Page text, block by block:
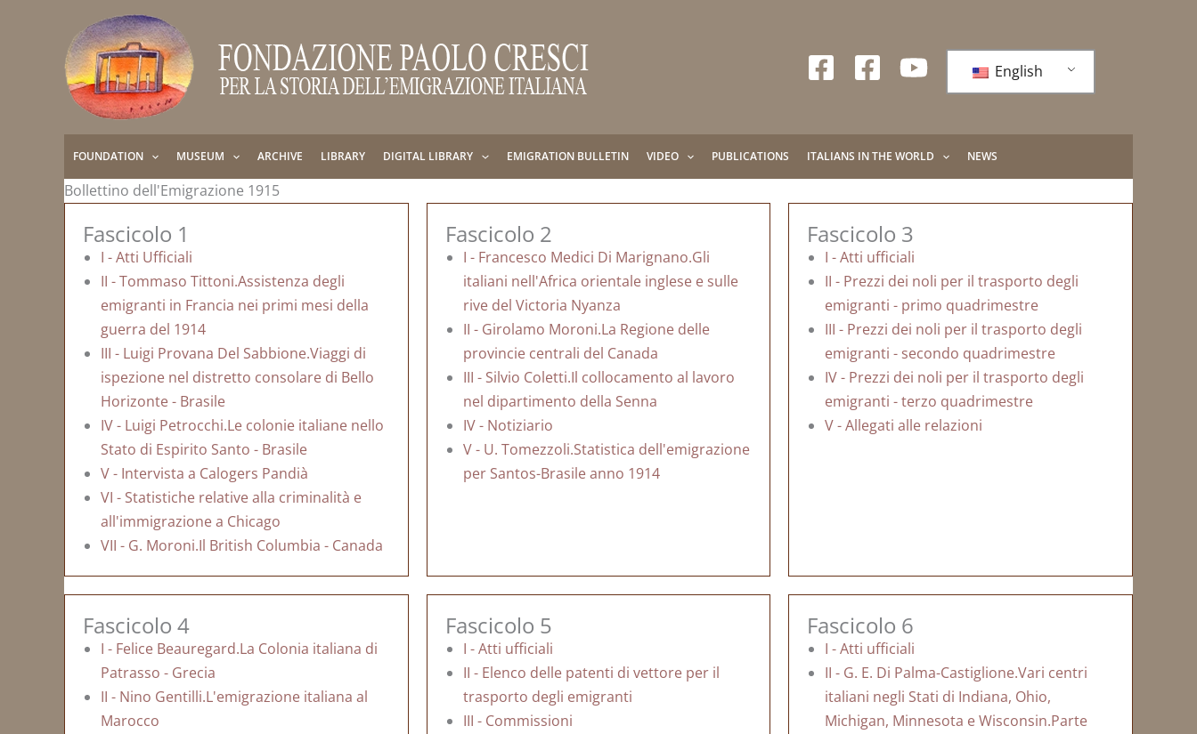
English
FOUNDATION MUSEUM ARCHIVE LIBRARY DIGITAL LIBRARY EMIGRATION BULLETIN VIDEO PUBLICATIONS ITALIANS IN THE WORLD NEWS
Bollettino dell'Emigrazione 1915
Fascicolo 1
I - Atti Ufficiali
II - Tommaso Tittoni.Assistenza degli
emigranti in Francia nei primi mesi della
guerra del 1914
III - Luigi Provana Del Sabbione.Viaggi di
ispezione nel distretto consolare di Bello
Horizonte - Brasile
IV - Luigi Petrocchi.Le colonie italiane nello
Stato di Espirito Santo - Brasile
V - Intervista a Calogers Pandià
VI - Statistiche relative alla criminalità e
all'immigrazione a Chicago
VII - G. Moroni.Il British Columbia - Canada
Fascicolo 2
I - Francesco Medici Di Marignano.Gli
italiani nell'Africa orientale inglese e sulle
rive del Victoria Nyanza
II - Girolamo Moroni.La Regione delle
provincie centrali del Canada
III - Silvio Coletti.Il collocamento al lavoro
nel dipartimento della Senna
IV - Notiziario
V - U. Tomezzoli.Statistica dell'emigrazione
per Santos-Brasile anno 1914
Fascicolo 3
I - Atti ufficiali
II - Prezzi dei noli per il trasporto degli
emigranti - primo quadrimestre
III - Prezzi dei noli per il trasporto degli
emigranti - secondo quadrimestre
IV - Prezzi dei noli per il trasporto degli
emigranti - terzo quadrimestre
V - Allegati alle relazioni
Fascicolo 4
I - Felice Beauregard.La Colonia italiana di
Patrasso - Grecia
II - Nino Gentilli.L'emigrazione italiana al
Marocco
Fascicolo 5
I - Atti ufficiali
II - Elenco delle patenti di vettore per il
trasporto degli emigranti
III - Commissioni
Fascicolo 6
I - Atti ufficiali
II - G. E. Di Palma-Castiglione.Vari centri
italiani negli Stati di Indiana, Ohio,
Michigan, Minnesota e Wisconsin.Parte